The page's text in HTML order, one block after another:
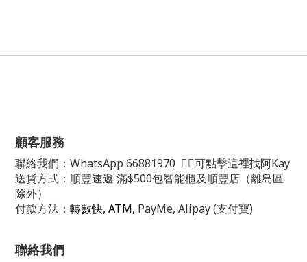
顧客服務
聯絡我們： WhatsApp 66881970 👈🏻可點擊這裡找阿Kay
送貨方式：順豐速遞 滿$500包智能櫃及順豐店（離島區
除外）
付款方法： 轉數快, ATM, PayMe, Alipay (支付寶)
聯絡我們